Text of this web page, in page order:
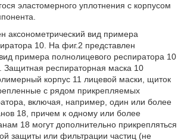
эластомерного уплотнения с корпусом
аксонометрический вид примера
10. На фиг.2 представлен
примера полнолицевого респиратора 10
Защитная респираторная маска 10
корпус 11 лицевой маски, щиток
с рядом прикрепляемых
включая, например, один или более
18, причем к одному или более
18 могут дополнительно прикрепляться
защиты или фильтрации частиц (не